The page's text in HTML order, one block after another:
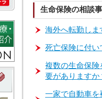
生命保険の相談
海外へ転勤しま
死亡保険に付い
複数の生命保
要がありますか
一家で自動車を